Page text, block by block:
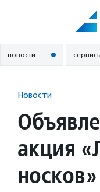
новости
Новости
акция
носков»